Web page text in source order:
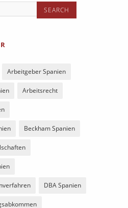
Arbeitgeber Spanien
Arbeitsrecht
Beckham Spanien
DBA Spanien